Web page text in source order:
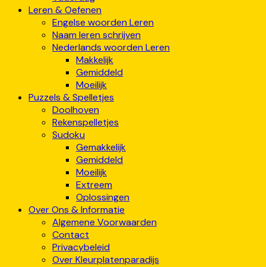
Leren & Oefenen
Engelse woorden Leren
Naam leren schrijven
Nederlands woorden Leren
Makkelijk
Gemiddeld
Moeilijk
Puzzels & Spelletjes
Doolhoven
Rekenspelletjes
Sudoku
Gemakkelijk
Gemiddeld
Moeilijk
Extreem
Oplossingen
Over Ons & Informatie
Algemene Voorwaarden
Contact
Privacybeleid
Over Kleurplatenparadijs